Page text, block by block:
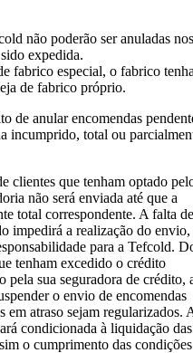
não poderão seranuladas nos
sido expedida.
fabrico especial, o fabrico
de fabrico próprio.
de anular encomendas
incumprido, total ou
clientes que tenham optado
não será enviada até que a
total correspondente. A falta de
impedirá a realização do envio,
para a Tefcold.
tenham excedido o crédito
pela sua seguradora de crédito,
o envio de encomendas
em atraso sejam regularizados.
condicionada à liquidação das
o cumprimento das condições